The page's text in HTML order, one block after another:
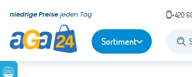
niedrige Preise jeden Tag +420
Sortiment